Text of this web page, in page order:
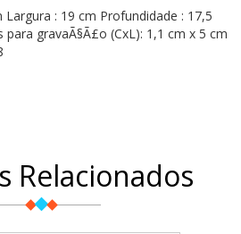
Largura : 19 cm Profundidade : 17,5
gravaÃ§Ã£o (CxL): 1,1 cm x 5 cm
Relacionados